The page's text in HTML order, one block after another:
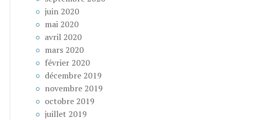
juin 2020
mai 2020
avril 2020
mars 2020
février 2020
décembre 2019
novembre 2019
octobre 2019
juillet 2019